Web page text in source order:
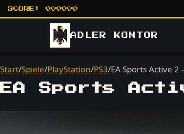
SCORE: 000000
ADLER KONTOR
Start/Spiele/PlayStation/PS3/EA Sports Active 2
EA Sports